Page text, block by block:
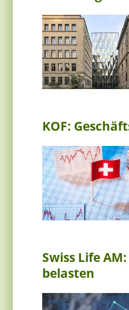
KOF:
Swiss Life
belasten